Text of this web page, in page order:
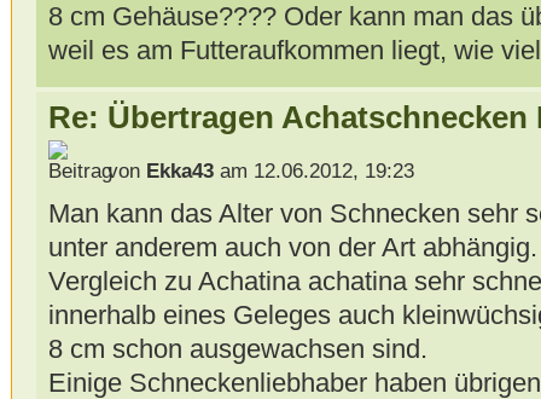
8 cm Gehäuse???? Oder kann man das
weil es am Futteraufkommen liegt, wie
Re: Übertragen
von Ekka43am 12.06.2012, 19:23
Man kann das Alter von Schnecken sehr
unter anderem auch von der Art
Vergleich zu Achatina achatina sehr
innerhalb eines Geleges auch
8 cm schon ausgewachsen sind.
Einige Schneckenliebhaber haben